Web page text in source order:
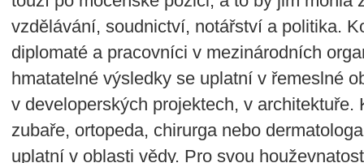
vzdělávání, soudnictví, notářství a politika.
diplomaté a pracovníci v mezinárodních
hmatatelné výsledky se uplatní v řemeslné
v developerských projektech, v architektuře.
zubaře, ortopeda, chirurga nebo
uplatní v oblasti vědy. Pro svou